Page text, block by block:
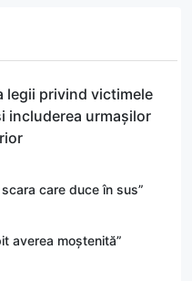
legii privind victimele
includerea urmașilor
care duce în sus”
averea moștenită”